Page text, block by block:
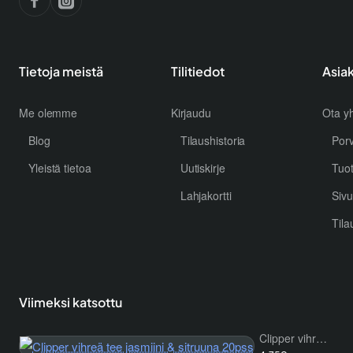
Tietoja meistä
Me olemme
Blog
Yleistä tietoa
Tilitiedot
Kirjaudu
Tilaushistoria
Uutiskirje
Lahjakortti
Ota
Viimeksi katsottu
Clipper vihreä tee jasmiini & sitruuna 20pss